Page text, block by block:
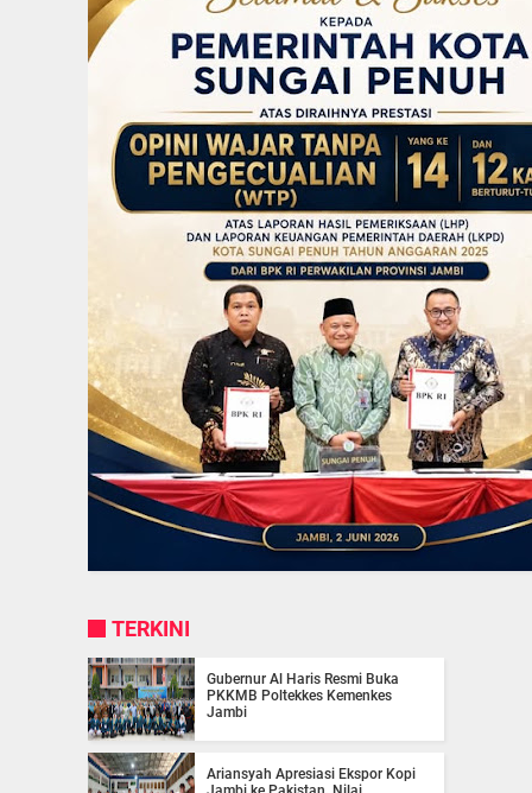
TERKINI
Gubernur Al Haris Resmi Buka
PKKMB Poltekkes Kemenkes
Jambi
Ariansyah Apresiasi Ekspor Kopi